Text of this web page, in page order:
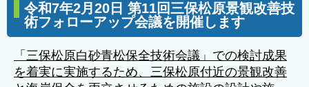
令和7年2月20日 第11回三保松原景観改善技
術フォローアップ会議を開催します
「三保松原白砂青松保全技術会議」での検討成果
を着実に実施するため、三保松原付近の景観改善